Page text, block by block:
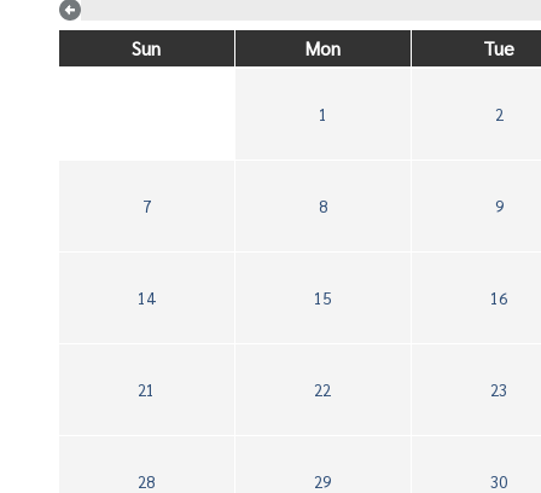
Sun Mon Tue
1 2
7 8 9
14 15 16
21 22 23
28 29 30